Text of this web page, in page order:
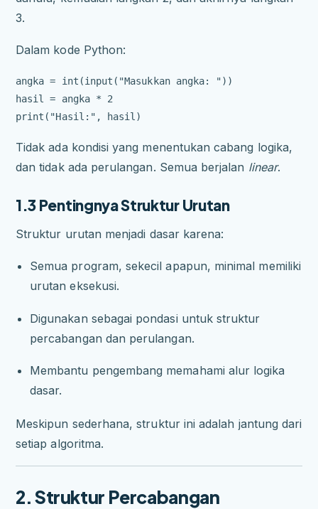
3.
Dalam kode Python:
angka = int(input("Masukkan angka: "))
hasil = angka * 2
Tidak ada kondisi yang menentukan cabang logika,
dan tidak ada perulangan. Semua berjalan linear.
1.3 Pentingnya Struktur Urutan
Struktur urutan menjadi dasar karena:
Semua program, sekecil apapun, minimal memiliki
urutan eksekusi.
Digunakan sebagai pondasi untuk struktur
percabangan dan perulangan.
Membantu pengembang memahami alur logika
dasar.
Meskipun sederhana, struktur ini adalah jantung dari
setiap algoritma.
2. Struktur Percabangan